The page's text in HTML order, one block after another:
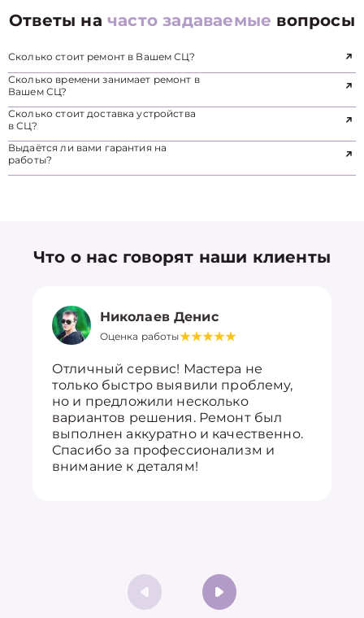
Ответы начасто задаваемые вопросы
Сколько стоит ремонт в Вашем СЦ?
Сколько времени занимает ремонт в
Вашем СЦ?
Сколько стоит доставка устройства
в СЦ?
Выдаётся ли вами гарантия на
работы?
Что о нас говорят наши клиенты
Николаев Денис
Оценка работы
Отличный сервис! Мастера не
только быстро выявили проблему,
но и предложили несколько
вариантов решения. Ремонт был
выполнен аккуратно и качественно.
Спасибо за профессионализм и
внимание к деталям!